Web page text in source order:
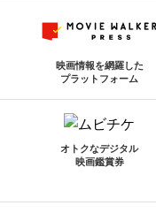
映画情報を網羅した
プラットフォーム
オトクなデジタル
映画鑑賞券